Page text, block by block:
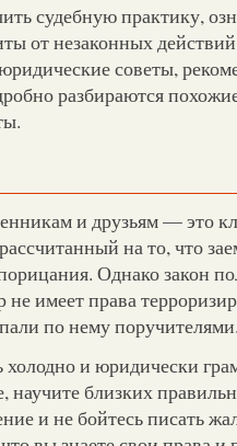
судебную практику,
от незаконных
советы,
разбираются
и друзьям — это
на то, что
Однако закон
имеет права
по нему
и юридически
научите близких
и не бойтесь писать